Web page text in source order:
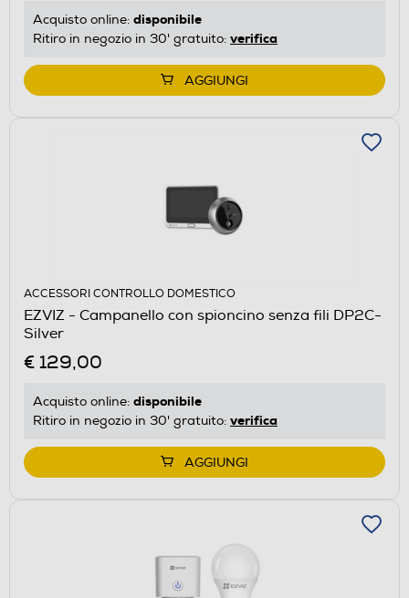
Acquisto online: disponibile
Ritiro in negozio in 30' gratuito: verifica
AGGIUNGI
ACCESSORI CONTROLLO DOMESTICO
EZVIZ - Campanello con spioncino senza fili DP2C-
Silver
€ 129,00
Acquisto online: disponibile
Ritiro in negozio in 30' gratuito: verifica
AGGIUNGI